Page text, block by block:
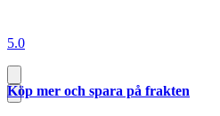
5.0
Köp mer och spara på frakten